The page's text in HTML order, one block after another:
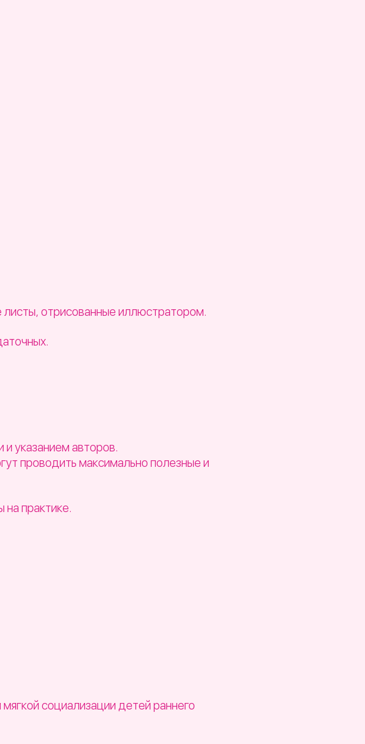
листы, отрисованные иллюстратором.
указанием авторов.
проводить максимально полезные и
практике.
социализации детей раннего